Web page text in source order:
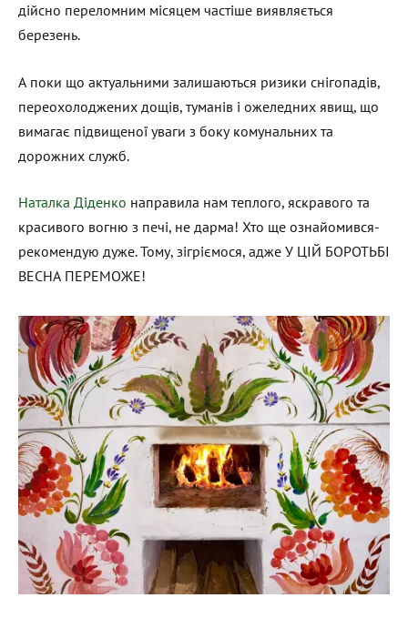
дійсно переломним місяцем частіше виявляється
березень.
А поки що актуальними залишаються ризики снігопадів,
переохолоджених дощів, туманів і ожеледних явищ, що
вимагає підвищеної уваги з боку комунальних та
дорожних служб.
Наталка Діденко направила нам теплого, яскравого та
красивого вогню з печі, не дарма! Хто ще ознайомився-
рекомендую дуже. Тому, зігріємося, адже У ЦІЙ БОРОТЬБІ
ВЕСНА ПЕРЕМОЖЕ!